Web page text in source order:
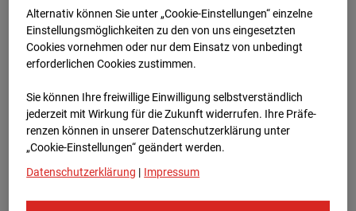
04.06.2026 07:50
Alternativ können Sie unter „Cookie-Einstellungen“ einzelne
Einstellungsmöglichkeiten zu den von uns eingesetzten
Cookies vornehmen oder nur dem Einsatz von unbedingt
erforderlichen Cookies zustimmen.
Sie können Ihre freiwillige Einwilligung selbstverständlich
jederzeit mit Wirkung für die Zukunft widerrufen. Ihre Prä­fe­
renzen können in unserer Datenschutzerklärung unter
„Cookie-Einstellungen“ geändert werden.
Datenschutzerklärung | Impressum